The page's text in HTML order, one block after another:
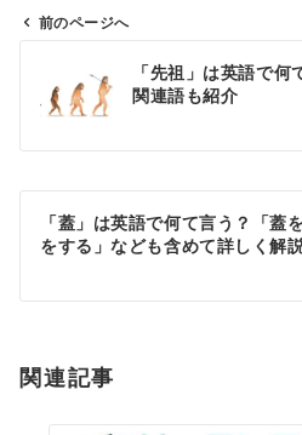
ビ
ン
前のページへ
「先祖」は英語で
関連語も紹介
「蓋」は英語で何て言う？「蓋
をする」なども含めて詳しく解
関連記事